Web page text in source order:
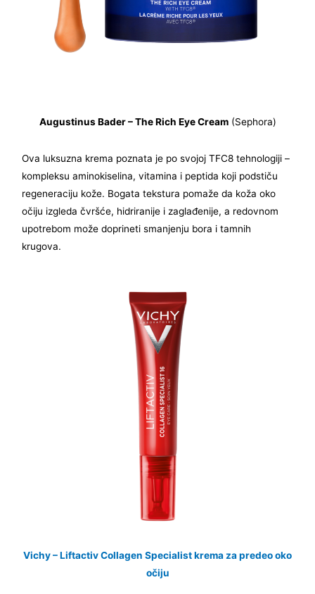
Augustinus Bader – The Rich Eye Cream(Sephora)
Ova luksuzna krema poznata je po svojoj TFC8 tehnologiji –
kompleksu aminokiselina, vitamina i peptida koji podstiču
regeneraciju kože. Bogata tekstura pomaže da koža oko
očiju izgleda čvršće, hidriranije i zaglađenije, a redovnom
upotrebom može doprineti smanjenju bora i tamnih
krugova.
Vichy – Liftactiv Collagen Specialist krema za predeo oko
očiju